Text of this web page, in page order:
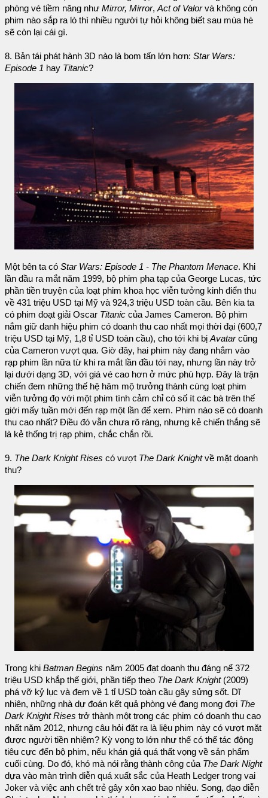
phòng vé tiềm năng như Mirror, Mirror,Act of Valorvà không còn
phim nào sắp ra lò thì nhiều người tự hỏi không biết sau mùa hè
sẽ còn lại cái gì.
8. Bản tái phát hành 3D nào là bom tấn lớn hơn: Star Wars:
Episode 1 hay Titanic?
Một bên ta có Star Wars: Episode 1 - The Phantom Menace. Khi
lần đầu ra mắt năm 1999, bộ phim pha tạp của George Lucas, tức
phần tiền truyện của loạt phim khoa học viễn tưởng kinh điển thu
về 431 triệu USD tại Mỹ và 924,3 triệu USD toàn cầu. Bên kia ta
có phim đoạt giải Oscar Titanic của James Cameron. Bộ phim
nắm giữ danh hiệu phim có doanh thu cao nhất mọi thời đại (600,7
triệu USD tại Mỹ, 1,8 tỉ USD toàn cầu), cho tới khi bịAvatarcũng
của Cameron vượt qua. Giờ đây, hai phim này đang nhắm vào
rạp phim lần nữa từ khi ra mắt lần đầu tới nay, nhưng lần này trở
lại dưới dạng 3D, với giá vé cao hơn ở mức phù hợp. Đây là trận
chiến đem những thế hệ hâm mộ trưởng thành cùng loạt phim
viễn tưởng đọ với một phim tình cảm chỉ có số ít các bà trên thế
giới mấy tuần mới đến rạp một lần để xem. Phim nào sẽ có doanh
thu cao nhất? Điều đó vẫn chưa rõ ràng, nhưng kẻ chiến thắng sẽ
là kẻ thống trị rạp phim, chắc chắn rồi.
9. The Dark Knight Rises có vượt The Dark Knightvề mặt doanh
thu?
Trong khi Batman Begins năm 2005 đạt doanh thu đáng nể 372
triệu USD khắp thế giới, phần tiếp theo The Dark Knight(2009)
phá vỡ kỷ lục và đem về 1 tỉ USD toàn cầu gây sửng sốt. Dĩ
nhiên, những nhà dự đoán kết quả phòng vé đang mong đợi The
Dark Knight Rises trở thành một trong các phim có doanh thu cao
nhất năm 2012, nhưng câu hỏi đặt ra là liệu phim này có vượt mặt
được người tiền nhiệm? Kỳ vọng to lớn như thế có thể tác động
tiêu cực đến bộ phim, nếu khán giả quá thất vọng về sản phẩm
cuối cùng. Do đó, khó mà nói rằng thành công của The Dark Night
dựa vào màn trình diễn quá xuất sắc của Heath Ledger trong vai
Joker và việc anh chết trẻ gây xôn xao bao nhiêu. Song, đạo diễn